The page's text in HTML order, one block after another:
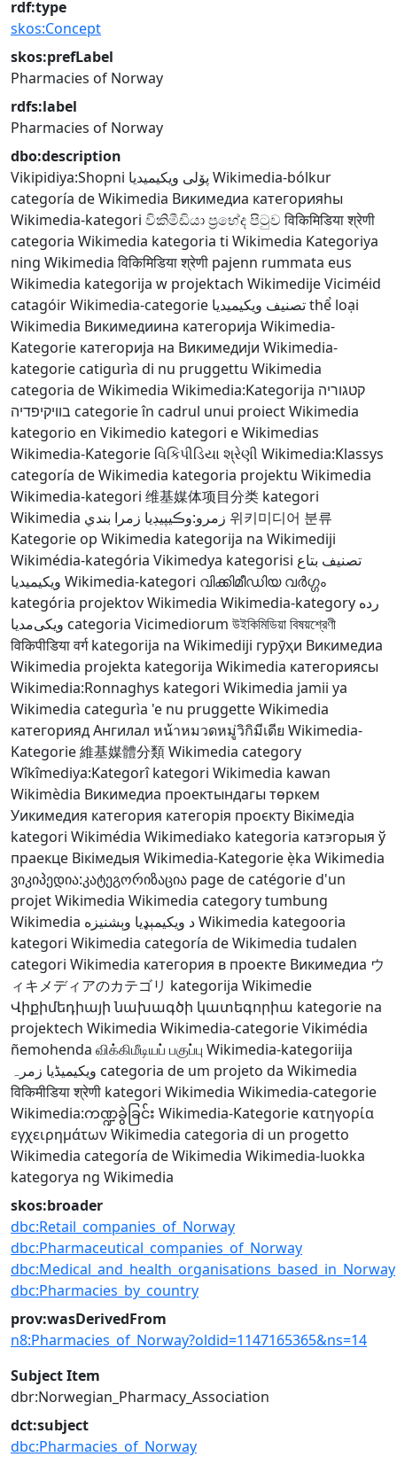
rdf:type
skos:Concept
skos:prefLabel
Pharmacies of Norway
rdfs:label
Pharmacies of Norway
dbo:description
Vikipidiya:Shopni پۆلی ویکیمیدیا Wikimedia-bólkur
categoría de Wikimedia Викимедиа категорияһы
Wikimedia-kategori විකිමීඩියා ප්‍රභේද පිටුව विकिमिडिया श्रेणी
categoria Wikimedia kategoria ti Wikimedia Kategoriya
ning Wikimedia विकिमिडिया श्रेणी pajenn rummata eus
Wikimedia kategorija w projektach WikimedijeViciméid
catagóirWikimedia-categorie تصنيف ويكيميدياthể loại
Wikimedia Викимедиина категорија Wikimedia-
Kategorie категорија на Викимедији Wikimedia-
kategorie catigurìa di nu pruggettu Wikimedia
categoria de Wikimedia Wikimedia:Kategorija קטגוריה
בוויקיפדיה categorie în cadrul unui proiect Wikimedia
kategorio en Vikimedio kategori e Wikimedias
Wikimedia-Kategorie વિકિપીડિયા શ્રેણી Wikimedia:Klassys
categoría de Wikimedia kategoria projektu Wikimedia
Wikimedia-kategori 维基媒体项目分类 kategori
Wikimedia زمرو:وڪيپيڊيا زمرا بندي 위키미디어 분류
Kategorie op Wikimedia kategorija na Wikimediji
Wikimédia-kategória Vikimedya kategorisi تصنيف بتاع
ويكيميديا Wikimedia-kategori വിക്കിമീഡിയ വർഗ്ഗം
kategória projektov Wikimedia Wikimedia-kategory رده
ویکی‌مدیا categoria Vicimediorum উইকিমিডিয়া বিষয়শ্রেণী
विकिपीडिया वर्ग kategorija na Wikimediji гурӯҳи Викимедиа
Wikimedia projekta kategorija Wikimedia категориясы
Wikimedia:Ronnaghys kategori Wikimedia jamii ya
Wikimedia categurìa 'e nu pruggette Wikimedia
категорияд Ангилал หน้าหมวดหมู่วิกิมีเดีย Wikimedia-
Kategorie維基媒體分類Wikimedia category
Wîkîmediya:Kategorî kategori Wikimedia kawan
Wikimèdia Викимедиа проектындагы төркем
Уикимедия категория категорія проєкту Вікімедіа
kategori Wikimédia Wikimediako kategoria катэгорыя ў
праекце Вікімедыя Wikimedia-Kategorie ẹ̀ka Wikimedia
ვიკიპედია:კატეგორიზაცია page de catégorie d'un
projet Wikimedia Wikimedia categorytumbung
Wikimedia د ويکيمېډيا وېشنيزهWikimedia kategooria
kategori Wikimedia categoría de Wikimedia tudalen
categori Wikimedia категория в проекте Викимедиа ウ
ィキメディアのカテゴリ kategorija Wikimedie
Վիքիմեդիայի նախագծի կատեգորիա kategorie na
projektech Wikimedia Wikimedia-categorieVikimédia
ñemohenda விக்கிமீடியப் பகுப்பு Wikimedia-kategoriija
ویکیمیڈیا زمرہ categoria de um projeto da Wikimedia
विकिमीडिया श्रेणी kategori Wikimedia Wikimedia-categorie
Wikimedia:ကဏ္ဍခွဲခြင်း Wikimedia-Kategorie κατηγορία
εγχειρημάτων Wikimedia categoria di un progetto
Wikimedia categoría de Wikimedia Wikimedia-luokka
kategorya ng Wikimedia
skos:broader
dbc:Retail_companies_of_Norway
dbc:Pharmaceutical_companies_of_Norway
dbc:Medical_and_health_organisations_based_in_Norway
dbc:Pharmacies_by_country
prov:wasDerivedFrom
n8:Pharmacies_of_Norway?oldid=1147165365&ns=14
Subject Item
dbr:Norwegian_Pharmacy_Association
dct:subject
dbc:Pharmacies_of_Norway